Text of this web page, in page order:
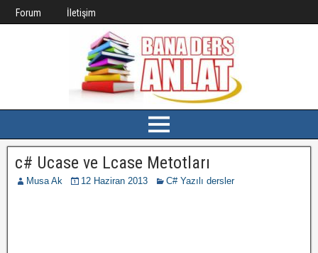
Forum İletişim
c# Ucase ve Lcase Metotları
Musa Ak 12 Haziran 2013 C# Yazılı dersler